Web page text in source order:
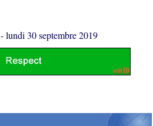
-lundi 30 septembre 2019